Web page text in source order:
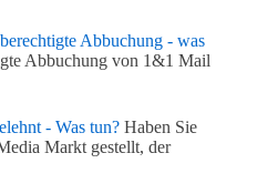
Abbuchung - was
Abbuchung von 1&1 Mail
- Was tun? Haben Sie
Markt gestellt, der